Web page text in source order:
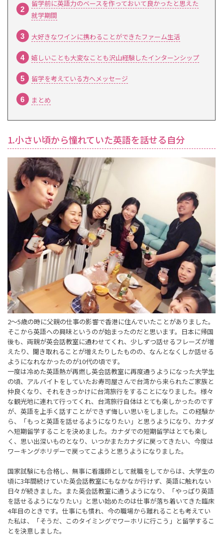
留学前に英語力のベースを作っておいて良かったと思えた
就学期間
大好きなワインに携わることができたファーム生活
嬉しいことも大変なことも沢山経験したインターンシップ
留学を考えている方へメッセージ
まとめ
1.小さい頃から憧れていた英語を話せる自分
2～5歳の時に父親の仕事の影響で香港に住んでいたことがありました。
そこから英語への興味というのが始まったのだと思います。日本に帰国
後も、両親が英会話教室に通わせてくれ、少しずつ話せるフレーズが増
えたり、聞き取れることが増えたりしたものの、なんとなくしか話せる
ようになれなかったのが10代の頃です。
一度は冷めた英語熱が再燃し英会話教室に再度通うようになった大学生
の頃、アルバイトをしていたお寿司屋さんで台湾から来られたご家族と
仲良くなり、それをきっかけに台湾旅行をすることになりました。様々
な観光地に連れて行ってくれ、台湾旅行自体はとても楽しかったのです
が、英語を上手く話すことができず悔しい思いをしました。この経験か
ら、「もっと英語を話せるようになりたい」と思うようになり、カナダ
へ短期留学することを決めました。カナダでの短期留学はとても楽し
く、思い出深いものとなり、いつかまたカナダに戻ってきたい、今度は
ワーキングホリデーで戻ってこようと思うようになりました。
国家試験にも合格し、無事に看護師として就職をしてからは、大学生の
頃に3年間続けていた英会話教室にもなかなか行けず、英語に触れない
日々が続きました。また英会話教室に通うようになり、「やっぱり英語
を話せるようになりたい」と思い始めたのは仕事が落ち着いてきた臨床
4年目のときです。仕事にも慣れ、今の職場から離れることも考えてい
た私は、「そうだ、このタイミングでワーホリに行こう」と留学するこ
とを決意しました。